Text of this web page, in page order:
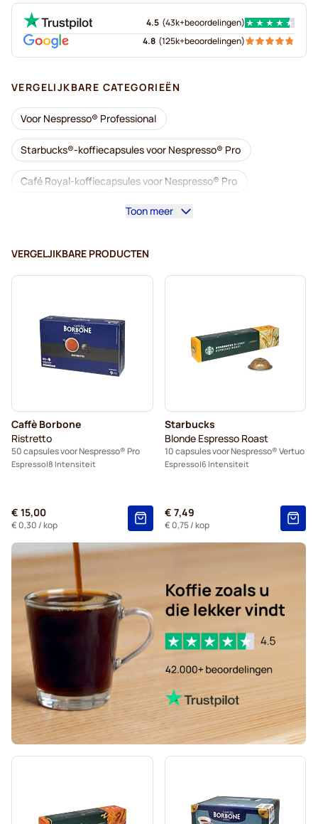
4.5 (43k+beoordelingen)
4.8 (125k+beoordelingen)
VERGELIJKBARE CATEGORIEËN
Voor Nespresso® Professional
Starbucks®-koffiecapsules voor Nespresso® Pro
Café Royal-koffiecapsules voor Nespresso® Pro
Koffiemachines voor Nespresso® Professional
Cafeïnevrije koffie voor Nespresso® Pro
Capsules voor Nespresso® Pro
Gimoko-koffiecapsules voor Nespresso® Pro
Kaffekapslen voor Nespresso® Professional
Toon meer
VERGELJIKBARE PRODUCTEN
Caffè Borbone
Ristretto
50 capsules voor Nespresso® Pro
Espresso 8 Intensiteit
€ 15,00
€ 0,30 / kop
Starbucks
Blonde Espresso Roast
10 capsules voor Nespresso® Vertuo
Espresso 6 Intensiteit
€ 7,49
€ 0,75/ kop